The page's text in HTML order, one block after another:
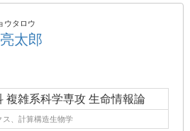
ウタロウ
太郎
複雑系科学専攻 生命情報論
ス、計算構造生物学